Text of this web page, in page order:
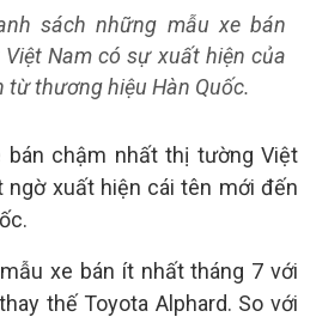
sách những mẫu xe bán
Nam có sự xuất hiện của
từ thương hiệu Hàn Quốc.
bán chậm nhất thị tường Việt
ngờ xuất hiện cái tên mới đến
xe bán ít nhất tháng 7 với
thế Toyota Alphard. So với